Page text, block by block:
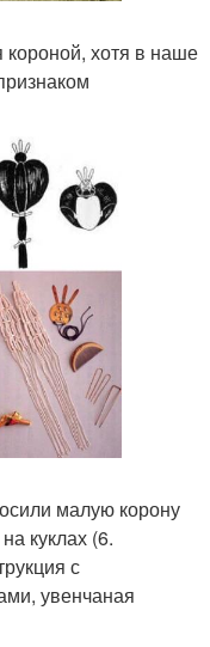
короной, хотя в наше
малую корону
куклах (6.
с
увенчаная